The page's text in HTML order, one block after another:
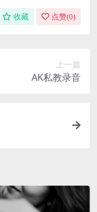
收藏 点赞(0)
上一篇
AK私教录音